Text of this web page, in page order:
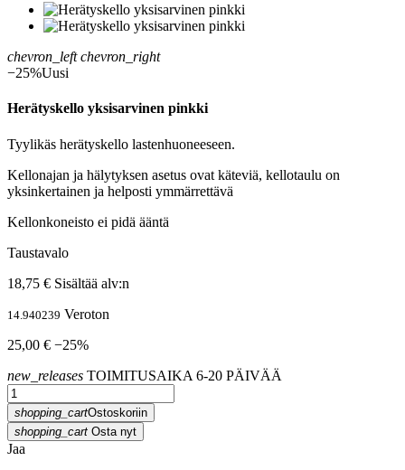
chevron_left chevron_right
−25%Uusi
Herätyskello yksisarvinen pinkki
Tyylikäs herätyskello lastenhuoneeseen.
Kellonajan ja hälytyksen asetus ovat käteviä, kellotaulu on
yksinkertainen ja helposti ymmärrettävä
Kellonkoneisto ei pidä ääntä
Taustavalo
18,75 € Sisältää alv:n
14.940239 Veroton
25,00 € −25%
new_releases TOIMITUSAIKA 6-20 PÄIVÄÄ
shopping_cartOstoskoriin
shopping_cart Osta nyt
Jaa